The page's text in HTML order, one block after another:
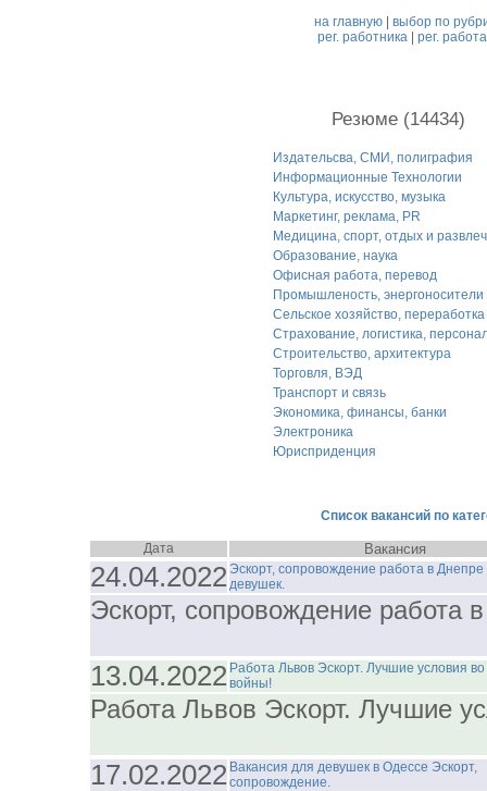
на главную |выбор по
рег. работника| рег.
Резюме (14434)
Издательсва, СМИ, полиграфия
Информационные Технологии
Культура, искусство, музыка
Маркетинг, реклама, PR
Медицина, спорт, отдых и
Образование, наука
Офисная работа, перевод
Промышленость, энергоносители
Сельское хозяйство, переработка
Страхование, логистика,
Строительство, архитектура
Торговля, ВЭД
Транспорт и связь
Экономика, финансы, банки
Электроника
Юрисприденция
Список вакансий по
Дата Вакансия
24.04.2022 Эскорт, сопровождение работа в Днепре
девушек.
Эскорт, сопровождение работа
13.04.2022 Работа Львов Эскорт. Лучшие условия
войны!
Работа Львов Эскорт. Лучшие
17.02.2022 Вакансия для девушек в Одессе Эскорт,
сопровождение.